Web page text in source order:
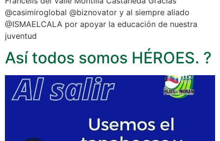
@casimiroglobal @biznovator y al siempre aliado
@ISMAELCALA por apoyar la educación de nuestra
juventud
Así todos somos HÉROES. ?